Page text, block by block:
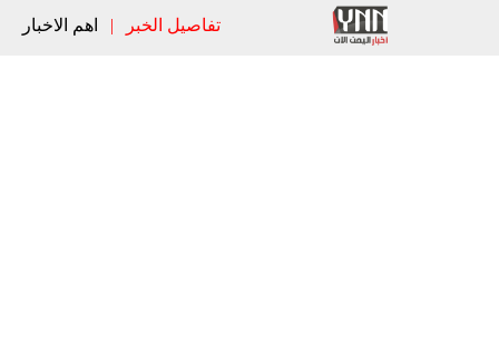
تفاصيل الخبر | اهم الاخبار